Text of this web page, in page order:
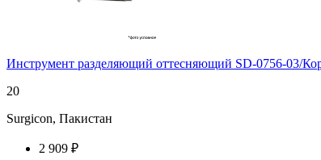
Инструмент разделяющий оттесняющий SD-0756-03/
20
Surgicon, Пакистан
2 909 ₽